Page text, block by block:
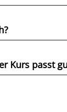
Kurs passt